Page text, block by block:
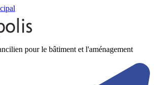
pour le bâtiment et l'aménagement